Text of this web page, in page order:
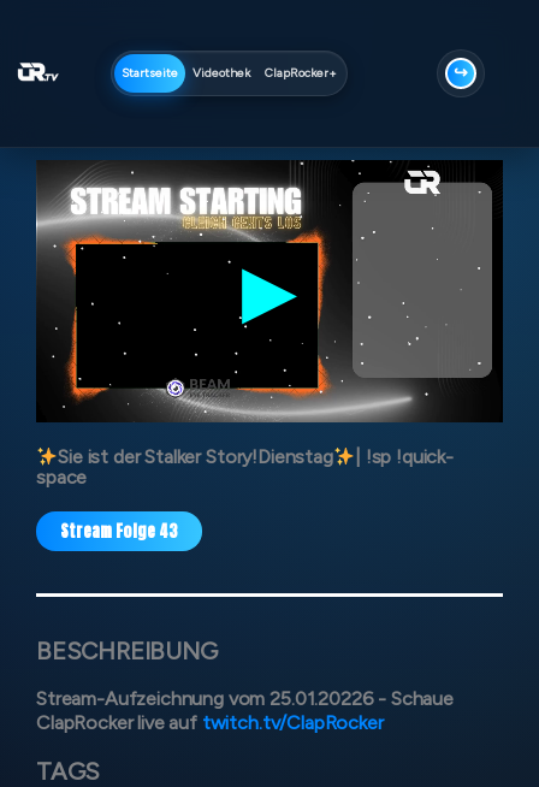
springen
Startseite Videothek ClapRocker+ ↪
▶
Sie ist der Stalker Story!Dienstag
| !sp !quick-
space
Stream Folge 43
BESCHREIBUNG
Stream-Aufzeichnung vom 25.01.20226 - Schaue
ClapRocker live auf twitch.tv/ClapRocker
TAGS